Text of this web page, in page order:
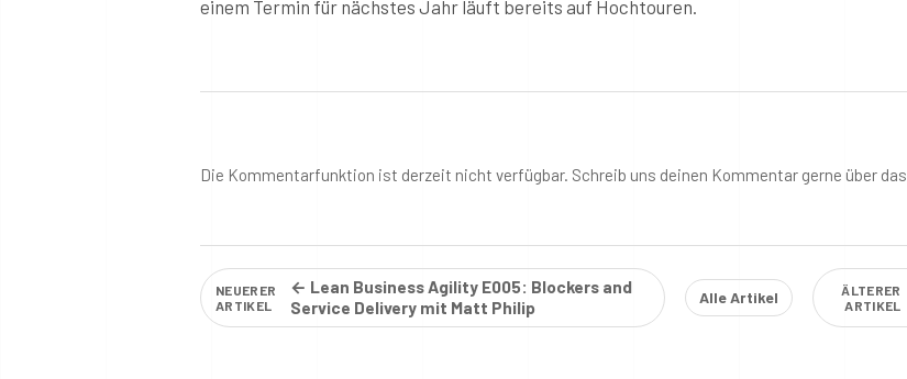
einem Termin für nächstes Jahr läuft bereits auf Hochtouren.
Die Kommentarfunktion ist derzeit nicht verfügbar. Schreib uns deinen Kommentar gerne über das
NEUERER
ARTIKEL
← Lean Business Agility E005: Blockers and
Service Delivery mit Matt Philip
Alle Artikel
ÄLTERER
ARTIKEL